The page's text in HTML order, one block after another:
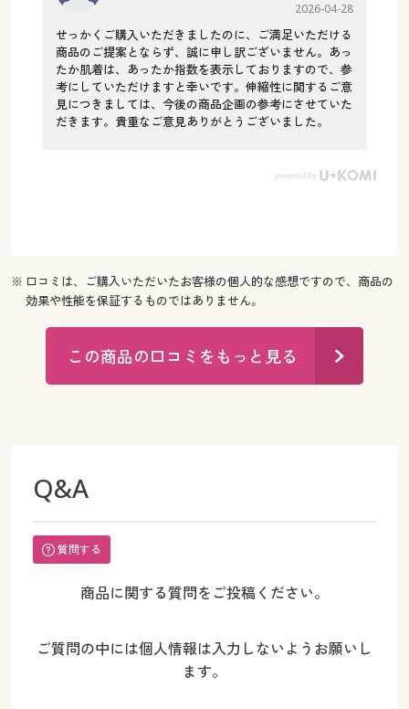
2026-04-28
せっかくご購入いただきましたのに、ご満足いただける
商品のご提案とならず、誠に申し訳ございません。あっ
たか肌着は、あったか指数を表示しておりますので、参
考にしていただけますと幸いです。伸縮性に関するご意
見につきましては、今後の商品企画の参考にさせていた
だきます。貴重なご意見ありがとうございました。
※ 口コミは、ご購入いただいたお客様の個人的な感想ですので、商品の
効果や性能を保証するものではありません。
この商品の口コミをもっと見る
Q&A
質問する
商品に関する質問をご投稿ください。
ご質問の中には個人情報は入力しないようお願いし
ます。